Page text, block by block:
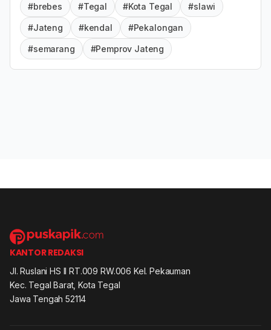
#brebes #Tegal #Kota Tegal #slawi
#Jateng #kendal #Pekalongan
#semarang #Pemprov Jateng
KANTOR REDAKSI
Jl. Ruslani HS II RT.009 RW.006 Kel. Pekauman
Kec. Tegal Barat, Kota Tegal
Jawa Tengah 52114